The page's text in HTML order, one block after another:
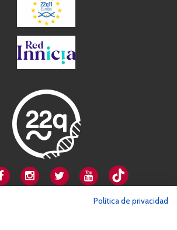
Política de privacidad